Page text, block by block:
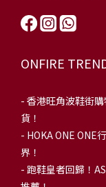
ONFIRE
- 香港旺角波鞋街
貨！
- HOKA ONE ONE
界！
- 跑鞋皇者回歸！